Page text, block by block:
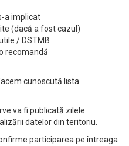
a implicat
(dacă a fost cazul)
/ DSTMB
recomandă
cunoscută lista
va fi publicată zilele
datelor din teritoriu.
participarea pe întreaga